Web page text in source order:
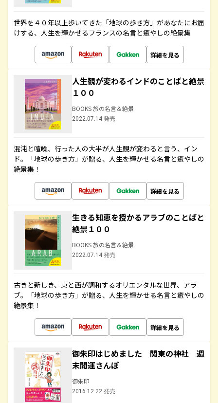
世界を４０年以上歩いてきた「地球の歩き方」があなたにお届
けする、人生を輝かせるフランスの名言と癒やしの絶景集
詳細を見る
人生観が変わるインドのことばと絶景
１００
BOOKS 旅の名言＆絶景
2022.07.14 発売
混沌と喧噪、行った人の大半が人生観が変わると言う、イン
ド。「地球の歩き方」が贈る、人生を輝かせる名言と癒やしの
絶景集！
詳細を見る
生きる知恵を授かるアラブのことばと
絶景１００
BOOKS 旅の名言＆絶景
2022.07.14 発売
古きと新しき、東と西が調和するオリエンタルな世界、アラ
ブ。「地球の歩き方」が贈る、人生を輝かせる名言と癒やしの
絶景集！
詳細を見る
御朱印はじめました 関東の神社 週
末開運さんぽ
御朱印
2016.12.22 発売